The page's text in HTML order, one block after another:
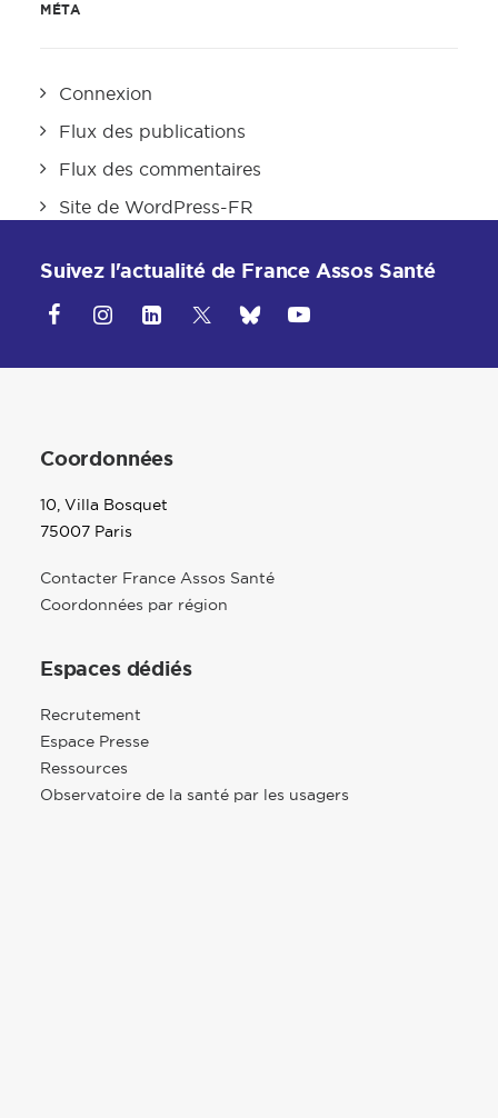
MÉTA
Connexion
Flux des publications
Flux des commentaires
Site de WordPress-FR
Suivez l'actualité de France Assos Santé
Coordonnées
10, Villa Bosquet
75007 Paris
Contacter France Assos Santé
Coordonnées par région
Espaces dédiés
Recrutement
Espace Presse
Ressources
Observatoire de la santé par les usagers